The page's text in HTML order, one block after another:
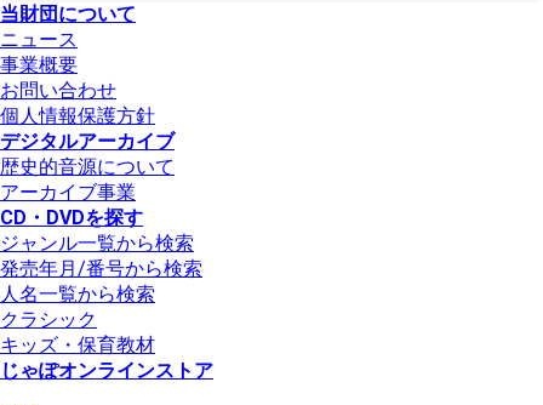
当財団について
ニュース
事業概要
お問い合わせ
個人情報保護方針
デジタルアーカイブ
歴史的音源について
アーカイブ事業
CD・DVDを探す
ジャンル一覧から検索
発売年月/番号から検索
人名一覧から検索
クラシック
キッズ・保育教材
じゃぽオンラインストア